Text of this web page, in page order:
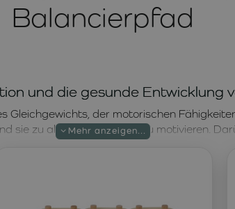
Balancierpfad
und die gesunde Entwicklung
der motorischen
sie zu aktiver Bewegung zu motivieren.
perfekt. Diese
sind ein hervorragendes